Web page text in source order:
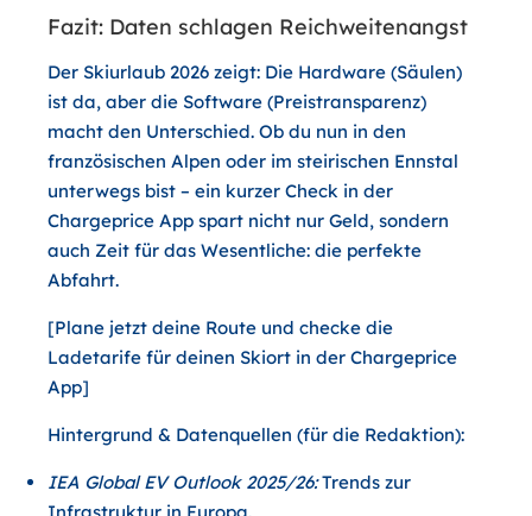
Fazit: Daten schlagen Reichweitenangst
Der Skiurlaub 2026 zeigt: Die Hardware (Säulen)
ist da, aber die Software (Preistransparenz)
macht den Unterschied. Ob du nun in den
französischen Alpen oder im steirischen Ennstal
unterwegs bist – ein kurzer Check in der
Chargeprice App spart nicht nur Geld, sondern
auch Zeit für das Wesentliche: die perfekte
Abfahrt.
[Plane jetzt deine Route und checke die
Ladetarife für deinen Skiort in der Chargeprice
App]
Hintergrund & Datenquellen (für die Redaktion):
IEA Global EV Outlook 2025/26:Trends zur